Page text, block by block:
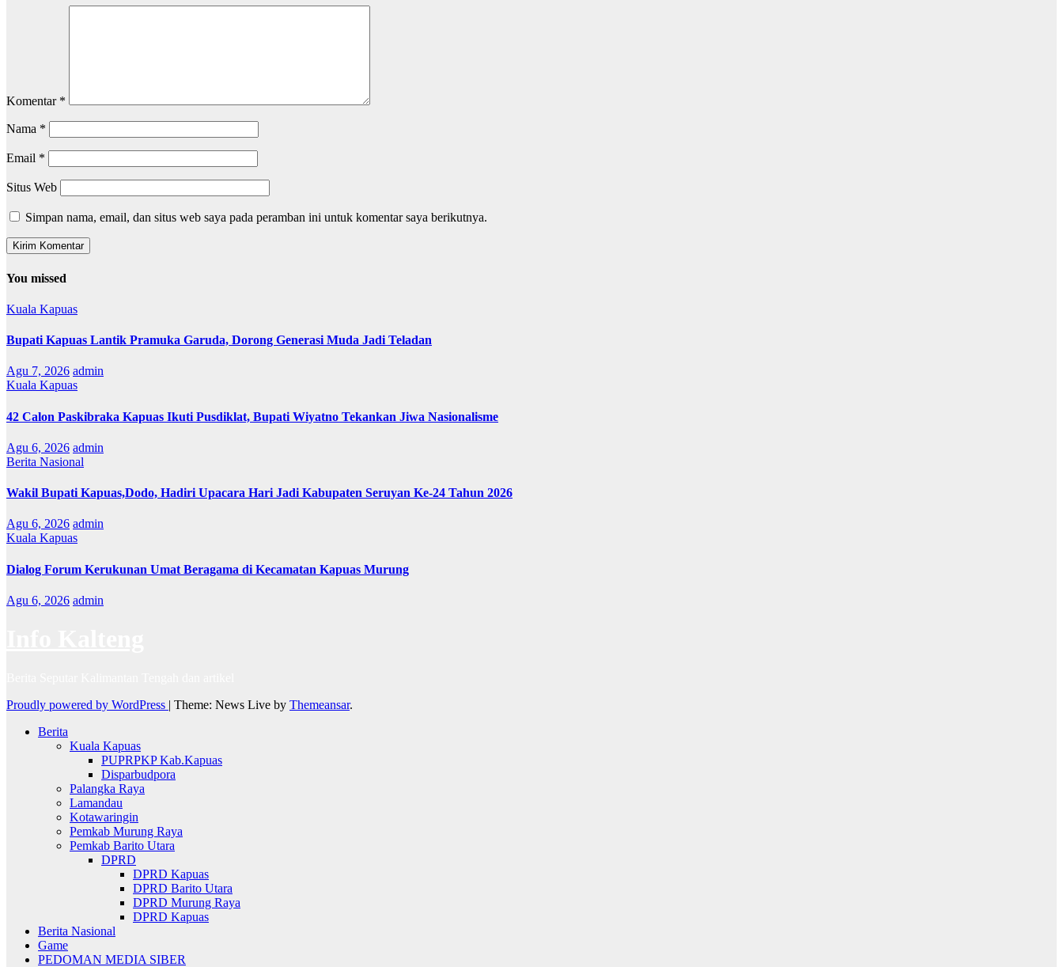
Komentar *
Nama *
Email *
Situs Web
Simpan nama, email, dan situs web saya pada peramban ini untuk komentar saya berikutnya.
You missed
Kuala Kapuas
Bupati Kapuas Lantik Pramuka Garuda, Dorong Generasi Muda Jadi Teladan
Agu 7, 2026 admin
Kuala Kapuas
42 Calon Paskibraka Kapuas Ikuti Pusdiklat, Bupati Wiyatno Tekankan Jiwa Nasionalisme
Agu 6, 2026 admin
Berita Nasional
Wakil Bupati Kapuas,Dodo, Hadiri Upacara Hari Jadi Kabupaten Seruyan Ke-24 Tahun 2026
Agu 6, 2026 admin
Kuala Kapuas
Dialog Forum Kerukunan Umat Beragama di Kecamatan Kapuas Murung
Agu 6, 2026 admin
Proudly powered by WordPress | Theme: News Live by Themeansar.
Berita
Kuala Kapuas
PUPRPKP Kab.Kapuas
Disparbudpora
Palangka Raya
Lamandau
Kotawaringin
Pemkab Murung Raya
Pemkab Barito Utara
DPRD
DPRD Kapuas
DPRD Barito Utara
DPRD Murung Raya
DPRD Kapuas
Berita Nasional
Game
PEDOMAN MEDIA SIBER